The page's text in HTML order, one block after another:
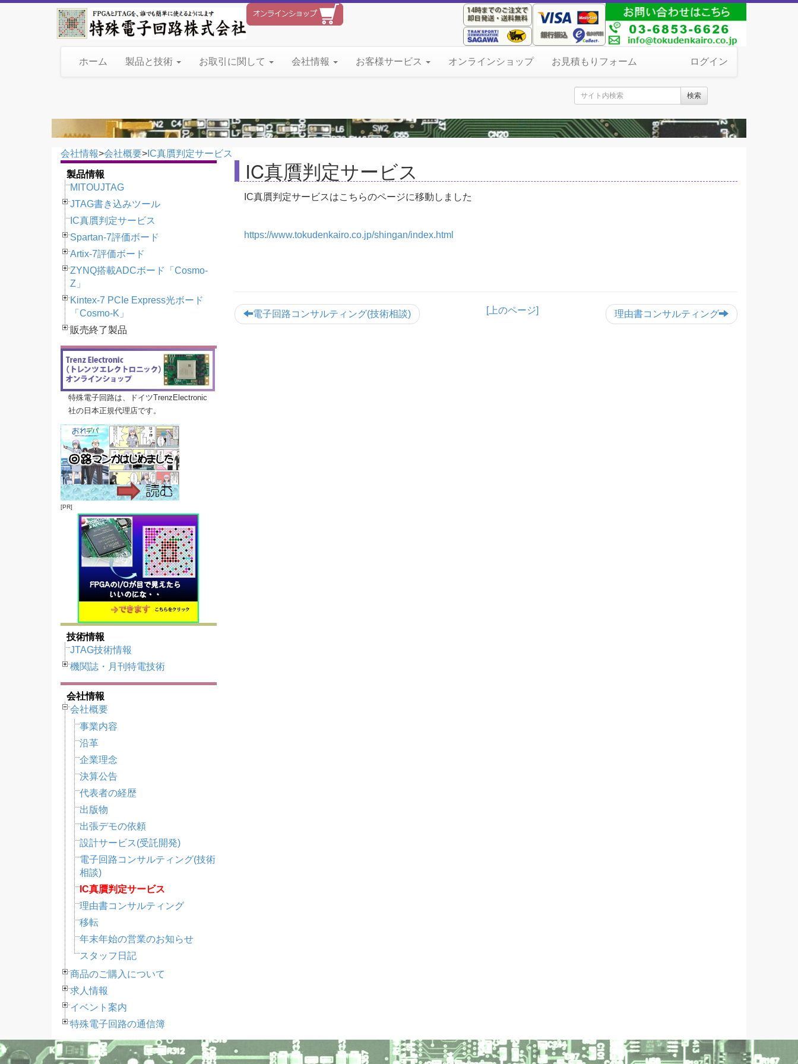
ホーム 製品と技術 お取引に関して 会社情報 お客様サービス オンラインショップ お見積もりフォーム ログイン
検索
会社情報>会社概要> IC真贋判定サービス
製品情報
MITOUJTAG
JTAG書き込みツール
IC真贋判定サービス
Spartan-7評価ボード
Artix-7評価ボード
ZYNQ搭載ADCボード「Cosmo-
Z」
Kintex-7 PCIe Express光ボード
「Cosmo-K」
販売終了製品
特殊電子回路は、ドイツTrenzElectronic
社の日本正規代理店です。
[PR]
技術情報
JTAG技術情報
機関誌・月刊特電技術
会社情報
会社概要
事業内容
沿革
企業理念
決算公告
代表者の経歴
出版物
出張デモの依頼
設計サービス(受託開発)
電子回路コンサルティング(技術
相談)
IC真贋判定サービス
理由書コンサルティング
移転
年末年始の営業のお知らせ
スタッフ日記
商品のご購入について
求人情報
イベント案内
特殊電子回路の通信簿
IC真贋判定サービス
IC真贋判定サービスはこちらのページに移動しました
https://www.tokudenkairo.co.jp/shingan/index.html
電子回路コンサルティング(技術相談) 理由書コンサルティング
[上のページ]